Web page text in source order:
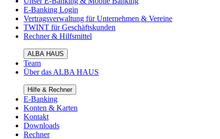
E-Banking Login
Vertragsverwaltung für Unternehmen & Vereine
TWINT für Geschäftskunden
Rechner & Hilfsmittel
ALBA HAUS
Team
Über das ALBA HAUS
Hilfe & Rechner
E-Banking
Konten & Karten
Kontakt
Downloads
Rechner